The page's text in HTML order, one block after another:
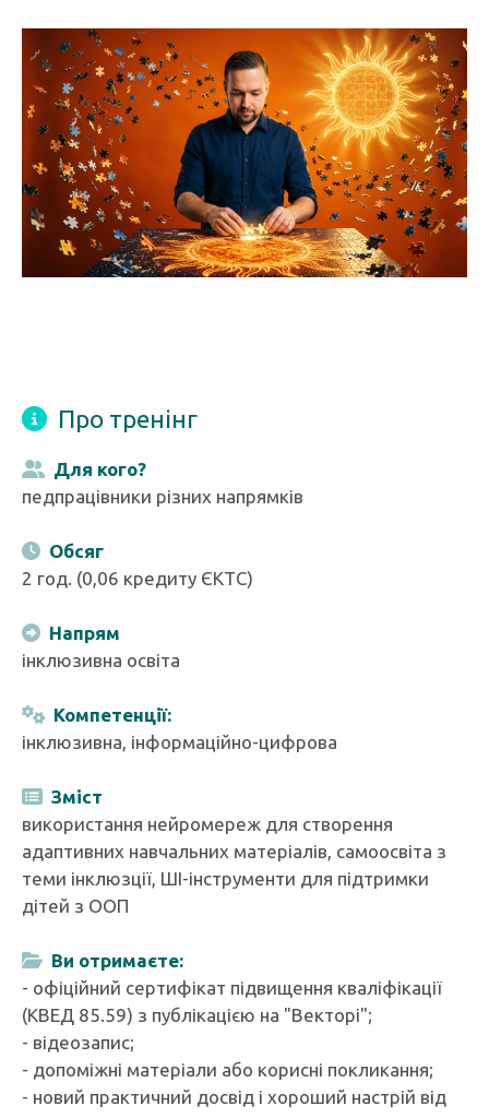
Про тренінг
Для кого?
педпрацівники різних напрямків
Обсяг
2 год. (0,06 кредиту ЄКТС)
Напрям
інклюзивна освіта
Компетенції:
інклюзивна, інформаційно-цифрова
Зміст
використання нейромереж для створення
адаптивних навчальних матеріалів, самоосвіта з
теми інклюзції, ШІ-інструменти для підтримки
дітей з ООП
Ви отримаєте:
- офіційний сертифікат підвищення кваліфікації
(КВЕД 85.59) з публікацією на "Векторі";
- відеозапис;
- допоміжні матеріали або корисні покликання;
- новий практичний досвід і хороший настрій від